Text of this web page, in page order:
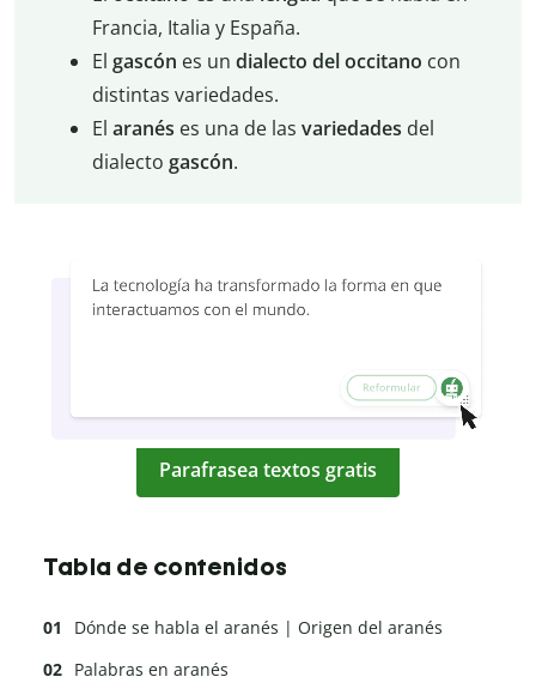
Francia, Italia y España.
El gascón es un dialecto del occitano con
distintas variedades.
El aranés es una de las variedades del
dialecto gascón.
Parafrasea textos gratis
Tabla de contenidos
Dónde se habla el aranés | Origen del aranés
Palabras en aranés